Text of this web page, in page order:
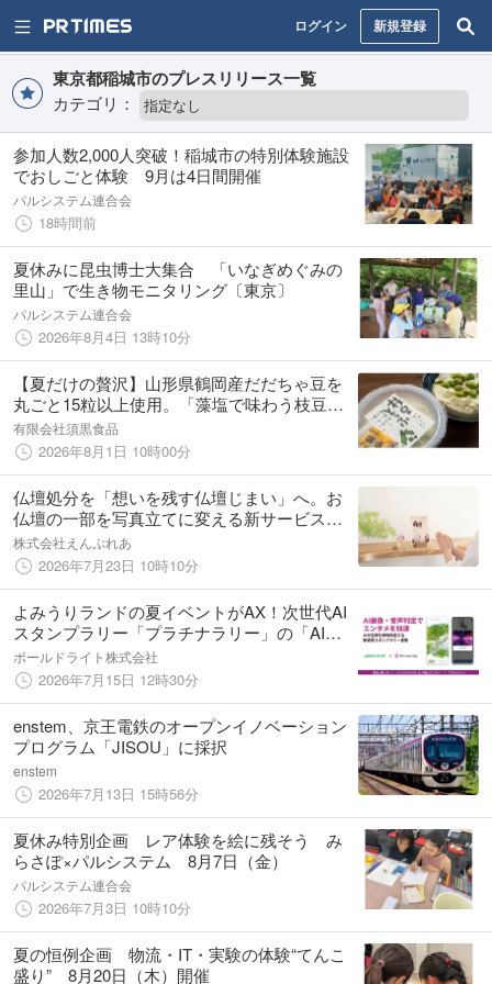
ログイン 新規登録
東京都稲城市のプレスリリース一覧
カテゴリ：
参加人数2,000人突破！稲城市の特別体験施設
でおしごと体験 9月は4日間開催
パルシステム連合会
18時間前
夏休みに昆虫博士大集合 「いなぎめぐみの
里山」で生き物モニタリング〔東京〕
パルシステム連合会
2026年8月4日 13時10分
【夏だけの贅沢】山形県鶴岡産だだちゃ豆を
丸ごと15粒以上使用。「藻塩で味わう枝豆と
うふ」を夏季限定発売
有限会社須黒食品
2026年8月1日 10時00分
仏壇処分を「想いを残す仏壇じまい」へ。お
仏壇の一部を写真立てに変える新サービス開
始
株式会社えんぷれあ
2026年7月23日 10時10分
よみうりランドの夏イベントがAX！次世代AI
スタンプラリー「プラチナラリー」の「AI画
像判定」を活用し、遊園地の新たなエンタメ
体験と運営効率向上を実現
ボールドライト株式会社
2026年7月15日 12時30分
enstem、京王電鉄のオープンイノベーション
プログラム「JISOU」に採択
enstem
2026年7月13日 15時56分
夏休み特別企画 レア体験を絵に残そう み
らさぽ×パルシステム 8月7日（金）
パルシステム連合会
2026年7月3日 10時10分
夏の恒例企画 物流・IT・実験の体験“てんこ
盛り” 8月20日（木）開催